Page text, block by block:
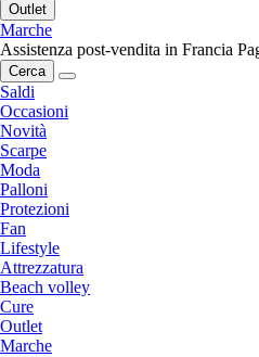
Outlet
Marche
Assistenza post-vendita in Francia
Cerca
Saldi
Occasioni
Novità
Scarpe
Moda
Palloni
Protezioni
Fan
Lifestyle
Attrezzatura
Beach volley
Cure
Outlet
Marche